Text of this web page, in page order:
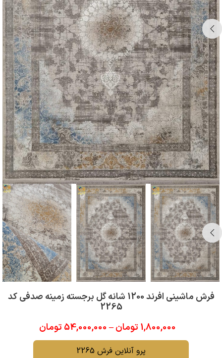
فرش ماشینی افرند 1200 شانه گل برجسته زمینه صدفی کد
2265
1,800,000 تومان –
54,000,000 تومان
پرو آنلاین فرش 2265